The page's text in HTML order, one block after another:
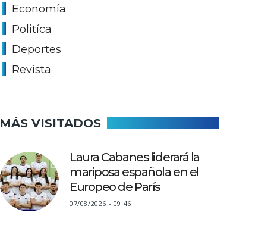
Economía
Politíca
Deportes
Revista
MÁS VISITADOS
Laura Cabanes liderará la
mariposa española en el
Europeo de París
07/08/2026 - 09:46